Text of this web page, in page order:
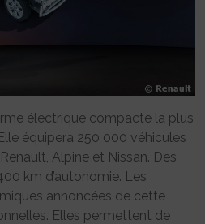
électrique compacte la plus
équipera 250 000 véhicules
Alpine et Nissan. Des
km d’autonomie. Les
annoncées de cette
Elles permettent de